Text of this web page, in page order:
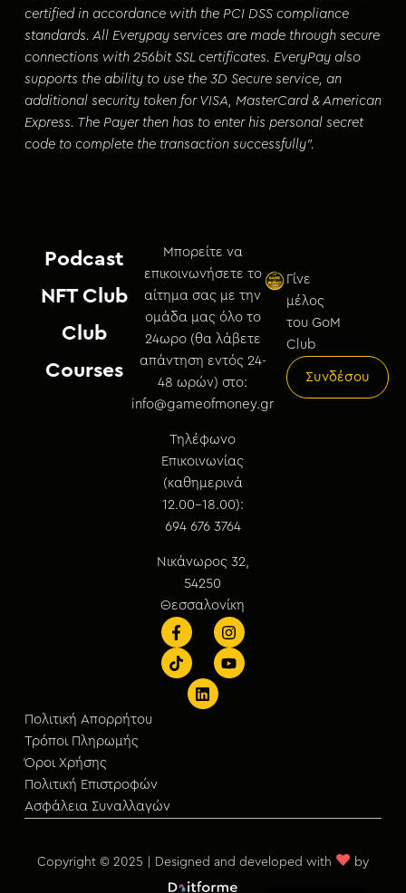
certified in accordance with the PCI DSS compliance
standards. All Everypay services are made through secure
connections with 256bit SSL certificates. EveryPay also
supports the ability to use the 3D Secure service, an
additional security token for VISA, MasterCard & American
Express. The Payer then has to enter his personal secret
code to complete the transaction successfully”.
Podcast
NFT Club
Club
Courses
Μπορείτε να
επικοινωνήσετε το
αίτημα σας με την
ομάδα μας όλο το
24ωρο (θα λάβετε
απάντηση εντός 24-
48 ωρών) στο:
info@gameofmoney.gr
Τηλέφωνο
Επικοινωνίας
(καθημερινά
12.00-18.00):
694 676 3764
Νικάνωρος 32,
54250
Θεσσαλονίκη
Γίνε
μέλος
του GoM
Club
Συνδέσου
Πολιτική Απορρήτου
Τρόποι Πληρωμής
Όροι Χρήσης
Πολιτική Επιστροφών
Ασφάλεια Συναλλαγών
Copyright © 2025 | Designed and developed with ♥ by